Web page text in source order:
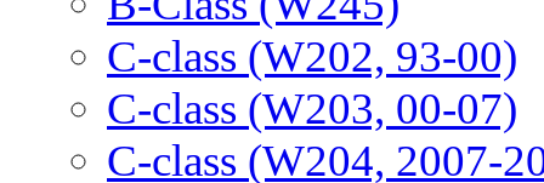
C-class (W202, 93-00)
C-class (W203, 00-07)
C-class (W204, 2007-